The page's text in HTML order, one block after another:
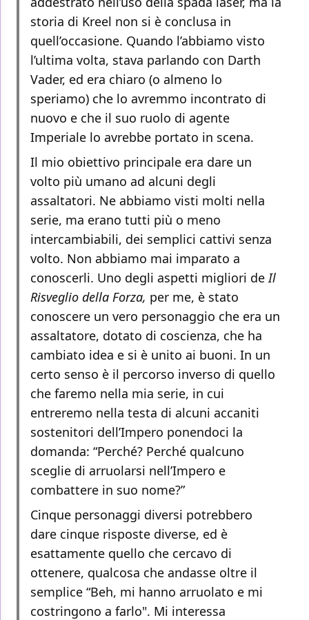
storia di Kreel non si è conclusa in
quell’occasione. Quando l’abbiamo visto
l’ultima volta, stava parlando con Darth
Vader, ed era chiaro (o almeno lo
speriamo) che lo avremmo incontrato di
nuovo e che il suo ruolo di agente
Imperiale lo avrebbe portato in scena.
Il mio obiettivo principale era dare un
volto più umano ad alcuni degli
assaltatori. Ne abbiamo visti molti nella
serie, ma erano tutti più o meno
intercambiabili, dei semplici cattivi senza
volto. Non abbiamo mai imparato a
conoscerli. Uno degli aspetti migliori deIl
Risveglio della Forza, per me, è stato
conoscere un vero personaggio che era un
assaltatore, dotato di coscienza, che ha
cambiato idea e si è unito ai buoni. In un
certo senso è il percorso inverso di quello
che faremo nella mia serie, in cui
entreremo nella testa di alcuni accaniti
sostenitori dell’Impero ponendoci la
domanda: “Perché? Perché qualcuno
sceglie di arruolarsi nell’Impero e
combattere in suo nome?”
Cinque personaggi diversi potrebbero
dare cinque risposte diverse, ed è
esattamente quello che cercavo di
ottenere, qualcosa che andasse oltre il
semplice “Beh, mi hanno arruolato e mi
costringono a farlo". Mi interessa